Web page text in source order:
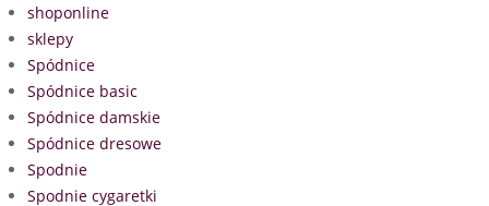
shoponline
sklepy
Spódnice
Spódnice basic
Spódnice damskie
Spódnice dresowe
Spodnie
Spodnie cygaretki